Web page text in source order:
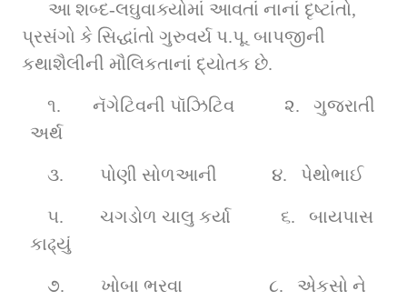
આ શબ્દ-લઘુવાક્યોમાં આવતાં નાનાં દૃષ્ટાંતો,
પ્રસંગો કે સિદ્ધાંતો ગુરુવર્ય પ.પૂ. બાપજીની
કથાશૈલીની મૌલિકતાનાં દ્યોતક છે.
૧. નૅગેટિવની પૉઝિટિવ ૨.
ગુજરાતી
અર્થ
૩. પોણી સોળઆની ૪. પેથોભાઈ
૫. ચગડોળ ચાલુ કર્યા ૬.
બાયપાસ
કાઢ્યું
૭. ખોબા ભરવા ૮.
એકસો ને